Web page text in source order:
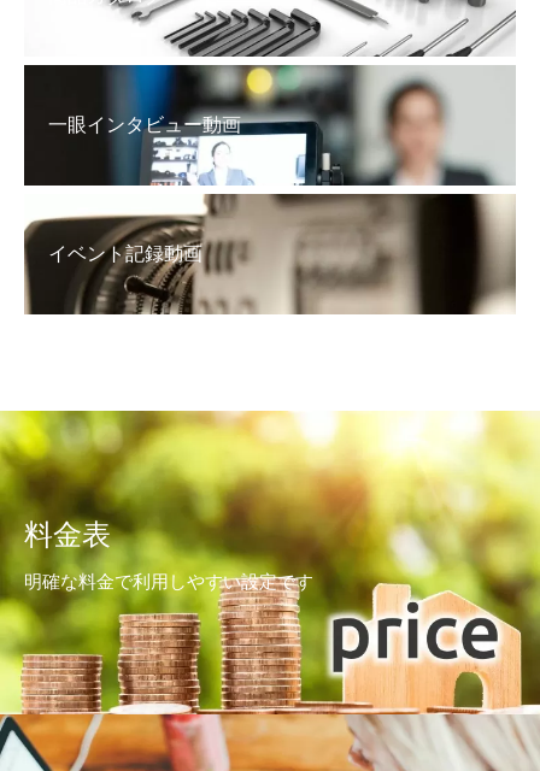
一眼インタビュー動画
イベント記録動画
料金表
明確な料金で利用しやすい設定です